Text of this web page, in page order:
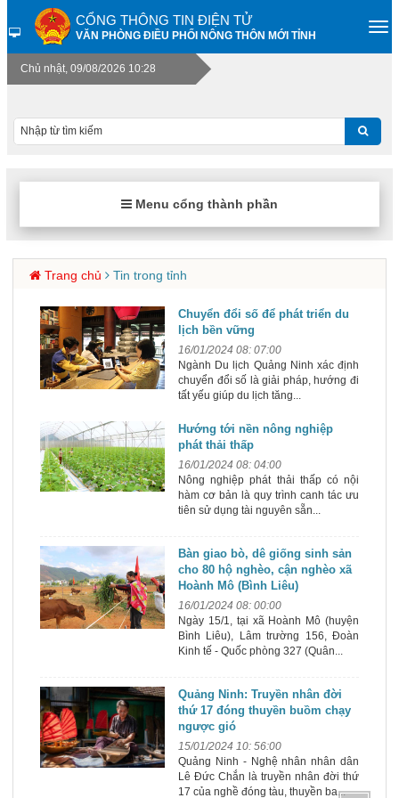
CỔNG THÔNG TIN ĐIỆN TỬ
VĂN PHÒNG ĐIỀU PHỐI NÔNG THÔN MỚI TỈNH
Chủ nhật, 09/08/2026 10:28
Menu cổng thành phần
Trang chủ Tin trong tỉnh
Chuyển đổi số để phát triển du
lịch bền vững
16/01/2024 08: 07:00
Ngành Du lịch Quảng Ninh xác định
chuyển đổi số là giải pháp, hướng đi
tất yếu giúp du lịch tăng...
Hướng tới nền nông nghiệp
phát thải thấp
16/01/2024 08: 04:00
Nông nghiệp phát thải thấp có nội
hàm cơ bản là quy trình canh tác ưu
tiên sử dụng tài nguyên sẵn...
Bàn giao bò, dê giống sinh sản
cho 80 hộ nghèo, cận nghèo xã
Hoành Mô (Bình Liêu)
16/01/2024 08: 00:00
Ngày 15/1, tại xã Hoành Mô (huyện
Bình Liêu), Lâm trường 156, Đoàn
Kinh tế - Quốc phòng 327 (Quân...
Quảng Ninh: Truyền nhân đời
thứ 17 đóng thuyền buồm chạy
ngược gió
15/01/2024 10: 56:00
Quảng Ninh - Nghệ nhân nhân dân
Lê Đức Chắn là truyền nhân đời thứ
17 của nghề đóng tàu, thuyền ba...